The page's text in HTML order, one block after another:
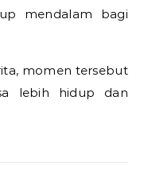
mendalam bagi
momen tersebut
lebih hidup dan